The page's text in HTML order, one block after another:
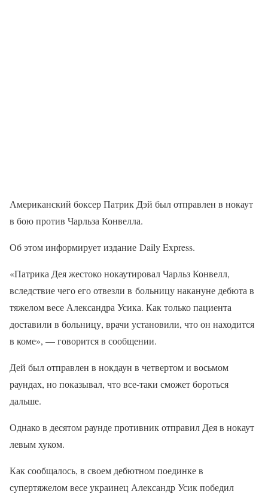
Американский боксер Патрик Дэй был отправлен в нокаут
в бою против Чарльза Конвелла.
Об этом информирует издание Daily Express.
«Патрика Дея жестоко нокаутировал Чарльз Конвелл,
вследствие чего его отвезли в больницу накануне дебюта в
тяжелом весе Александра Усика. Как только пациента
доставили в больницу, врачи установили, что он находится
в коме», — говорится в сообщении.
Дей был отправлен в нокдаун в четвертом и восьмом
раундах, но показывал, что все-таки сможет бороться
дальше.
Однако в десятом раунде противник отправил Дея в нокаут
левым хуком.
Как сообщалось, в своем дебютном поединке в
супертяжелом весе украинец Александр Усик победил